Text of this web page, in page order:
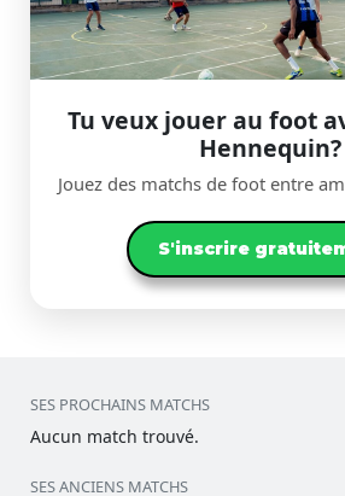
Tu veux jouer au foot
Hennequin?
Jouez des matchs de foot entre
S'inscrire
SES PROCHAINS MATCHS
Aucun match trouvé.
SES ANCIENS MATCHS